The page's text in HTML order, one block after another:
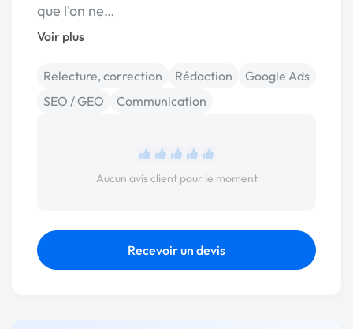
que l'on ne…
Voir plus
Relecture, correction Rédaction
Google Ads
SEO / GEO
Communication
Aucun avis client pour le moment
Recevoir un devis